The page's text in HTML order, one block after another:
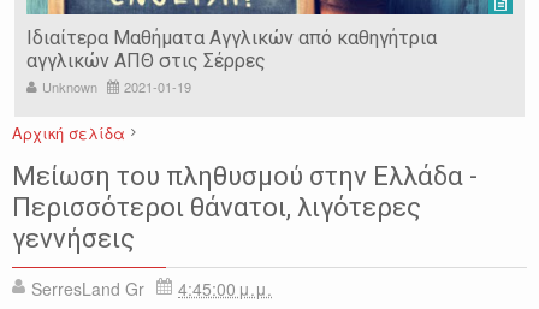
Ιδιαίτερα Μαθήματα Αγγλικών από καθηγήτρια
αγγλικών ΑΠΘ στις Σέρρες
Unknown 2021-01-19
Αρχική σελίδα
ΕΙΔΗΣΕΙΣ
ΕΛΛΑΔΑ ΕΥΡΩΠΗ ΠΛΗΘΥΣΜΟΣ Eurostat
Μείωση του πληθυσμού στην Ελλάδα -
Περισσότεροι θάνατοι, λιγότερες
γεννήσεις
SerresLand Gr
4:45:00 μ.μ.
Ikaroi B.C.